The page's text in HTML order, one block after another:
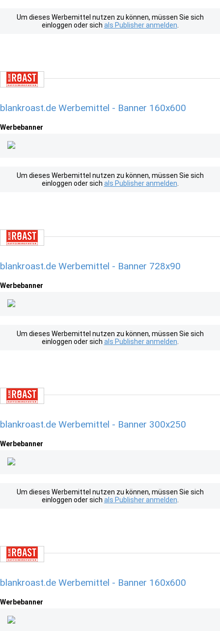
Um dieses Werbemittel nutzen zu können, müssen Sie sich
einloggen oder sich als Publisher anmelden
blankroast.de Werbemittel - Banner 160x600
Werbebanner
Um dieses Werbemittel nutzen zu können, müssen Sie sich
einloggen oder sich als Publisher anmelden
blankroast.de Werbemittel - Banner 728x90
Werbebanner
Um dieses Werbemittel nutzen zu können, müssen Sie sich
einloggen oder sich als Publisher anmelden
blankroast.de Werbemittel - Banner 300x250
Werbebanner
Um dieses Werbemittel nutzen zu können, müssen Sie sich
einloggen oder sich als Publisher anmelden
blankroast.de Werbemittel - Banner 160x600
Werbebanner